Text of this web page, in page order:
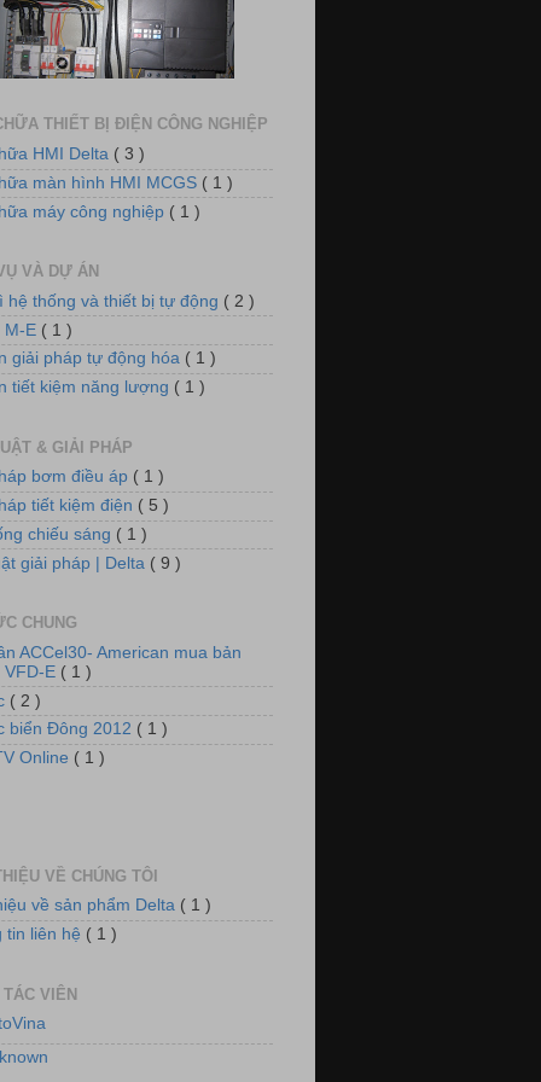
dụng biến tần VFD-E cho hệ thống
điều khiển nồi hơi xử lý khí thải
điều áp cho hệ thống làm mát
thống tủ động lực và chiếu sáng
THIẾT BỊ ĐIỆN CÔNG NGHIỆP
HMI Delta ( 3 )
màn hình HMI MCGS ( 1 )
máy công nghiệp ( 1 )
VÀ DỰ ÁN
hệ thống và thiết bị tự động ( 2 )
M-E ( 1 )
giải pháp tự động hóa ( 1 )
tiết kiệm năng lượng ( 1 )
& GIẢI PHÁP
bơm điều áp ( 1 )
tiết kiệm điện ( 5 )
chiếu sáng ( 1 )
giải pháp | Delta ( 9 )
CHUNG
ACCel30- American mua bản
VFD-E ( 1 )
( 2 )
biển Đông 2012 ( 1 )
Online ( 1 )
VỀ CHÚNG TÔI
về sản phẩm Delta ( 1 )
tin liên hệ ( 1 )
TÁC VIÊN